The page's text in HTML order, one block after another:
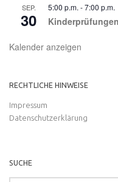
SEP.
30
5:00 p.m. -7:00 p.m.
Kinderprüfungen
Kalender anzeigen
RECHTLICHE HINWEISE
Impressum
Datenschutzerklärung
SUCHE